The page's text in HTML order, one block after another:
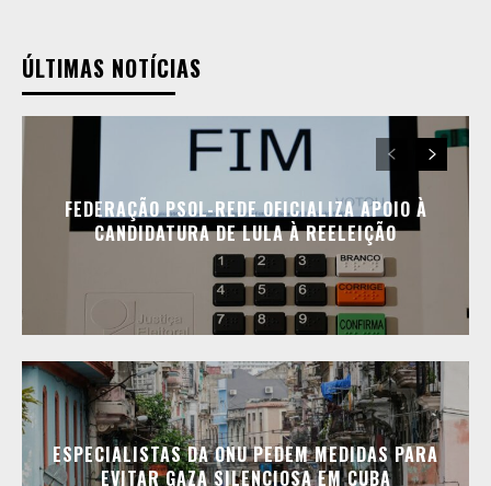
ÚLTIMAS NOTÍCIAS
FEDERAÇÃO PSOL-REDE OFICIALIZA APOIO À
CANDIDATURA DE LULA À REELEIÇÃO
ESPECIALISTAS DA ONU PEDEM MEDIDAS PARA
EVITAR GAZA SILENCIOSA EM CUBA